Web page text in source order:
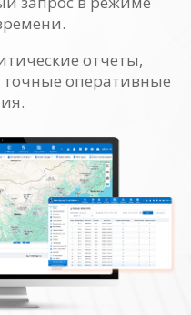
отчеты,
оперативные